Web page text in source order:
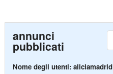
annunci
pubblicati
Nome degli utenti: aliciamadrid